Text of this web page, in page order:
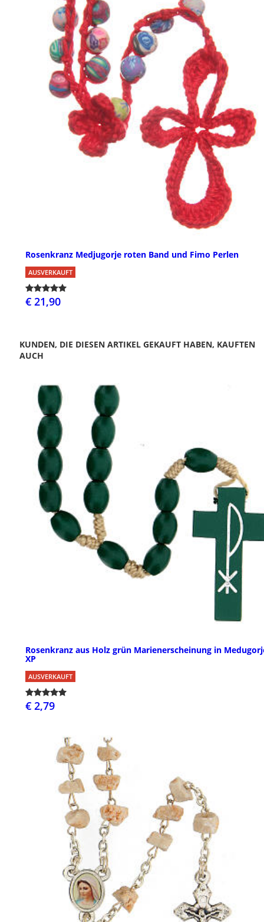
Rosenkranz Medjugorje roten Band und Fimo Perlen
AUSVERKAUFT
€ 21,90
KUNDEN, DIE DIESEN ARTIKEL GEKAUFT HABEN, KAUFTEN
AUCH
Rosenkranz aus Holz grün Marienerscheinung in
XP
AUSVERKAUFT
€ 2,79